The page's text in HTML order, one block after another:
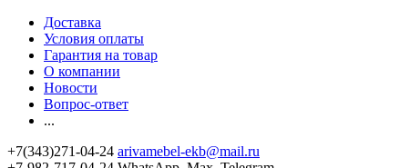
Доставка
Условия оплаты
Гарантия на товар
О компании
Новости
Вопрос-ответ
...
+7(343)271-04-24 arivamebel-ekb@mail.ru